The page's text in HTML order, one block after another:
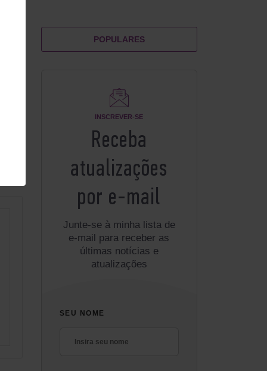
POPULARES
INSCREVER-SE
Receba
atualizações
por e-mail
Junte-se à minha lista de
e-mail para receber as
últimas notícias e
atualizações
SEU NOME